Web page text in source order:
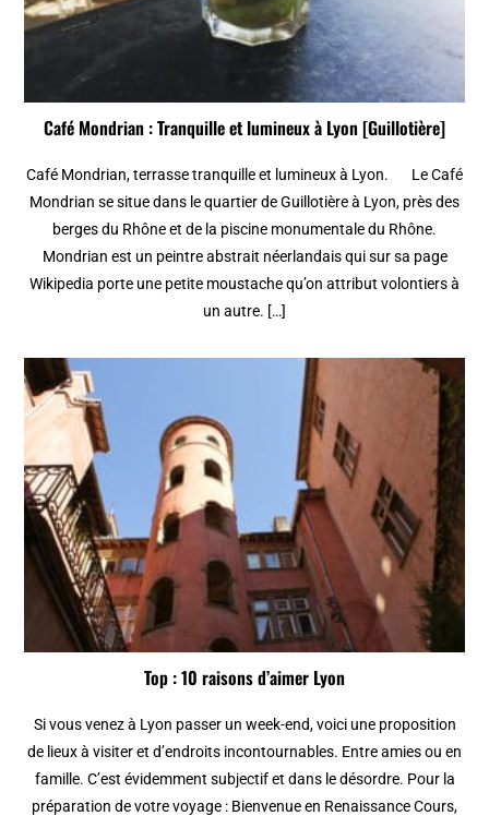
Café Mondrian : Tranquille et lumineux à Lyon [Guillotière]
Café Mondrian, terrasse tranquille et lumineux à Lyon. Le Café
Mondrian se situe dans le quartier de Guillotière à Lyon, près des
berges du Rhône et de la piscine monumentale du Rhône.
Mondrian est un peintre abstrait néerlandais qui sur sa page
Wikipedia porte une petite moustache qu’on attribut volontiers à
un autre. […]
Top : 10 raisons d’aimer Lyon
Si vous venez à Lyon passer un week-end, voici une proposition
de lieux à visiter et d’endroits incontournables. Entre amies ou en
famille. C’est évidemment subjectif et dans le désordre. Pour la
préparation de votre voyage : Bienvenue en Renaissance Cours,